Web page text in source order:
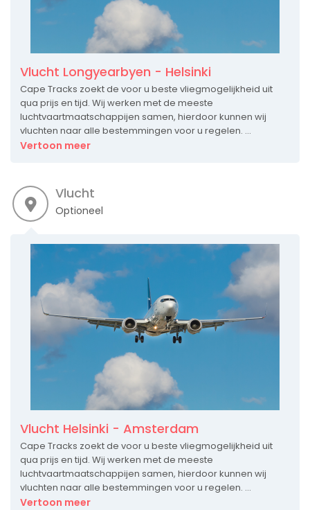
Vlucht Longyearbyen - Helsinki
Cape Tracks zoekt de voor u beste vliegmogelijkheid uit
qua prijs en tijd. Wij werken met de meeste
luchtvaartmaatschappijen samen, hierdoor kunnen wij
vluchten naar alle bestemmingen voor u regelen. ...
Vertoon meer
Vlucht
Optioneel
Vlucht Helsinki - Amsterdam
Cape Tracks zoekt de voor u beste vliegmogelijkheid uit
qua prijs en tijd. Wij werken met de meeste
luchtvaartmaatschappijen samen, hierdoor kunnen wij
vluchten naar alle bestemmingen voor u regelen. ...
Vertoon meer